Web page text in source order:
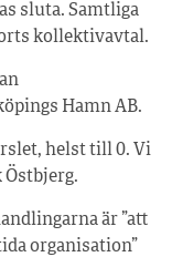
sluta. Samtliga
kollektivavtal.
Hamn AB.
helst till 0. Vi
Östbjerg.
är ”att
organisation”